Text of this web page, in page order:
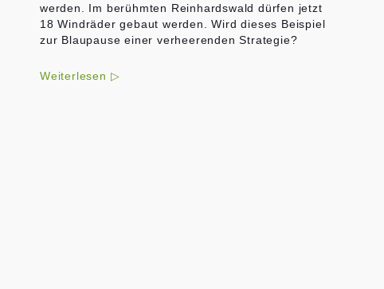
werden. Im berühmten Reinhardswald dürfen jetzt
18 Windräder gebaut werden. Wird dieses Beispiel
zur Blaupause einer verheerenden Strategie?
Weiterlesen ▷